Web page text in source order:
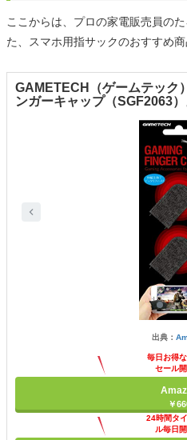
ここからは、プロの家電販売員の
た、スマホ用指サックのおすすめ商
GAMETECH（ゲームテック
ンガーキャップ（SGF2063）
出典：
毎日お得
セール
￥
24時間タ
ル毎日